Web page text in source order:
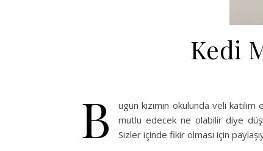
Kedi
B
ugün kızımın okulunda veli
mutlu edecek ne olabilir diye
Sizler içinde fikir olması için